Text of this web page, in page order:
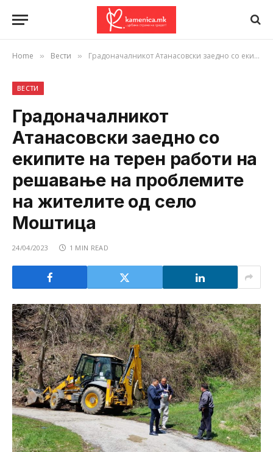
Home » Вести » Градоначалникот Атанасовски заедно со екипите на терен работи на решавање на проблемите на жителите од село Моштица
ВЕСТИ
Градоначалникот
Атанасовски заедно со
екипите на терен работи на
решавање на проблемите
на жителите од село
Моштица
24/04/2023 1 MIN READ